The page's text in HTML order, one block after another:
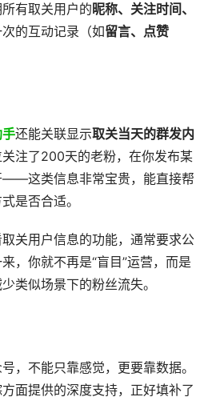
有取关用户的 昵称、关注时间、
的互动记录（如留言、点赞
手还能关联显示取关当天的群发内
注了200天的老粉，在你发布某
——这类信息非常宝贵，能直接帮
是否合适。
关用户信息的功能，通常要求公
，你就不再是“盲目”运营，而是
类似场景下的粉丝流失。
，不能只靠感觉，更要靠数据。
面提供的深度支持，正好填补了